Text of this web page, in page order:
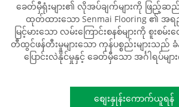
ခေတ်မှီရုံးများ၏ လိုအပ်ချက်များကို ဖြည့်ဆည်
ထုတ်ထားသော Senmai Flooring ၏ အရ
မြင့်မားသော လမ်းကြောင်းစနစ်များကို စူးစ
တီထွင်ဖန်တီးမှုများသော ကုန်ပစ္စည်းများသ
ပြောင်းလဲနိုင်မှုနှင့် ခေတ်မှီသော အင်္ဂါရပ်မျ
စျေးနှုန်းကောက်ယူရန်